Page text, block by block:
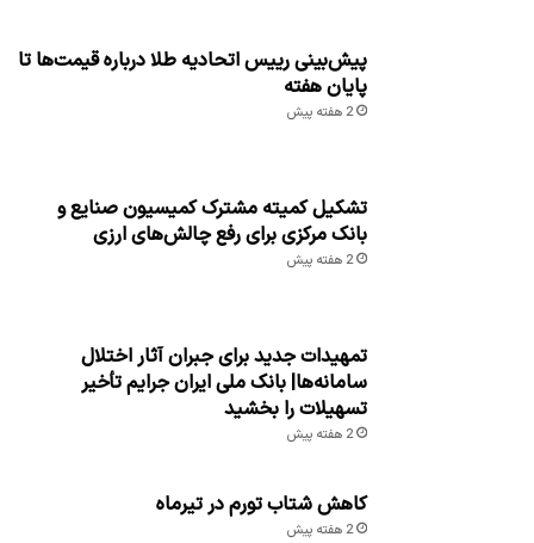
پیش‌بینی رییس اتحادیه طلا درباره قیمت‌ها تا
پایان هفته
2 هفته پیش
تشکیل کمیته مشترک کمیسیون صنایع و
بانک مرکزی برای رفع چالش‌های ارزی
2 هفته پیش
تمهیدات جدید برای جبران آثار اختلال
سامانه‌ها| بانک ملی ایران جرایم تأخیر
تسهیلات را بخشید
2 هفته پیش
کاهش شتاب تورم در تیرماه
2 هفته پیش